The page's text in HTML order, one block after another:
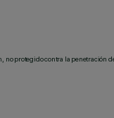
no protegido contra la penetración